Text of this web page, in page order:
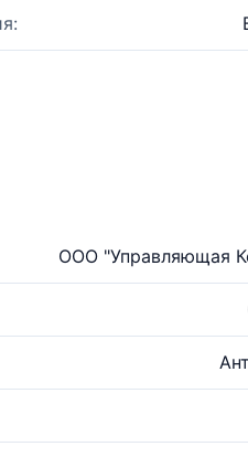
ООО "Управляющая